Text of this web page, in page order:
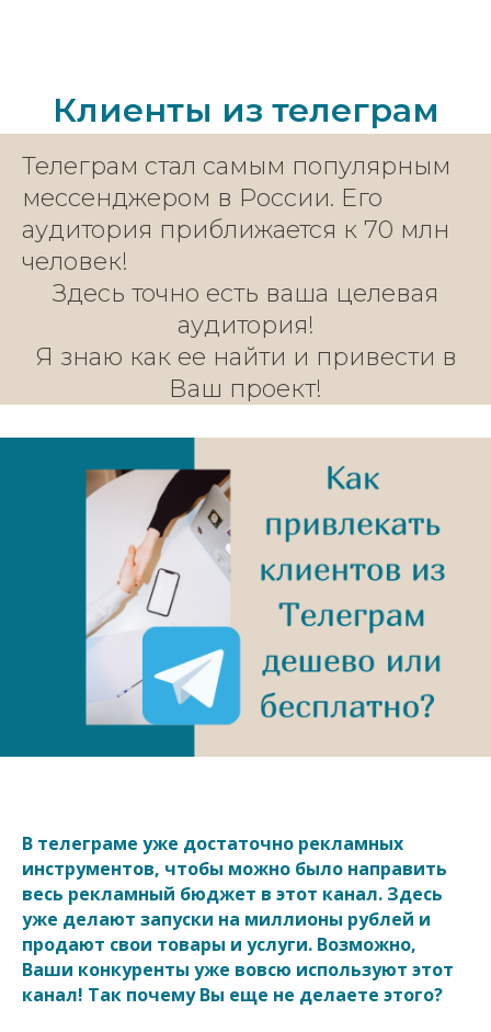
Клиенты из телеграм
Телеграм стал самым популярным
мессенджером в России. Его
аудитория приближается к 70 млн
человек!
Здесь точно есть ваша целевая
аудитория!
Я знаю как ее найти и привести в
Ваш проект!
В телеграме уже достаточно рекламных
инструментов, чтобы можно было направить
весь рекламный бюджет в этот канал. Здесь
уже делают запуски на миллионы рублей и
продают свои товары и услуги. Возможно,
Ваши конкуренты уже вовсю используют этот
канал! Так почему Вы еще не делаете этого?